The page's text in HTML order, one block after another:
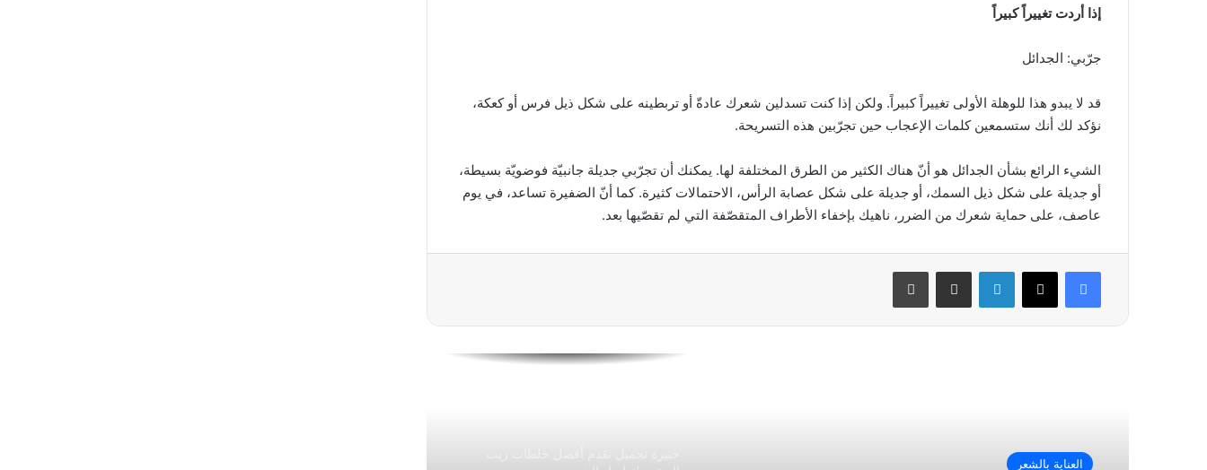
إذا أردت تغييراً كبيراً
جرّبي: الجدائل
قد لا يبدو هذا للوهلة الأولى تغييراً كبيراً. ولكن إذا كنت تسدلين شعرك عادةّ أو تربطينه على شكل ذيل فرس أو كعكة،
نؤكد لك أنك ستسمعين كلمات الإعجاب حين تجرّبين هذه التسريحة.
الشيء الرائع بشأن الجدائل هو أنّ هناك الكثير من الطرق المختلفة لها. يمكنك أن تجرّبي جديلة جانبيّة فوضويّة بسيطة،
أو جديلة على شكل ذيل السمك، أو جديلة على شكل عصابة الرأس، الاحتمالات كثيرة. كما أنّ الضفيرة تساعد، في يوم
عاصف، على حماية شعرك من الضرر، ناهيك بإخفاء الأطراف المتقصّفة التي لم تقصّيها بعد.
فيسبوك لينكدإن
العناية بالشعر
أفضل طرق حرق الدهون بسرعة جنونية
نهائيا